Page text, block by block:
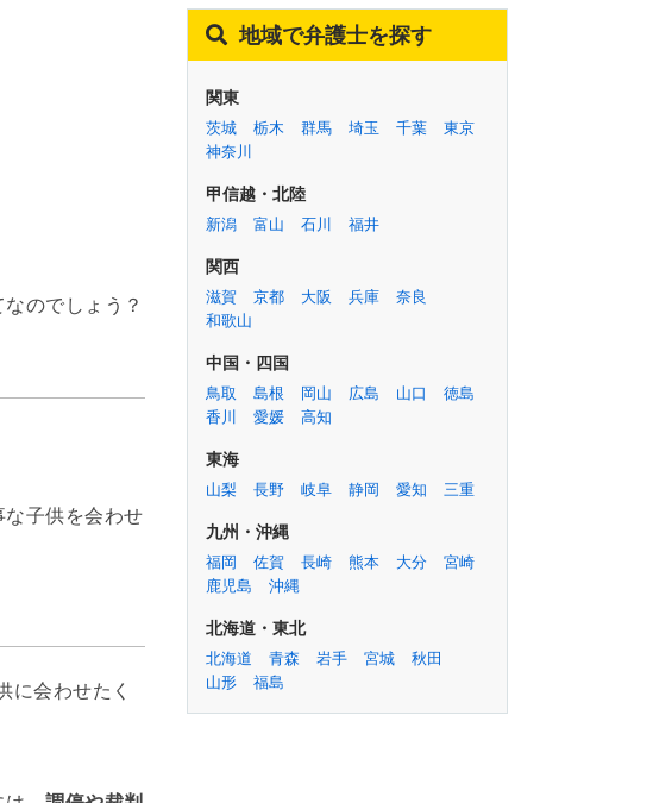
のでしょう？
子供を会わせ
に会わせたく
地域で弁護士を探す
関東
茨城 栃木 群馬 埼玉 千葉
東京
神奈川
甲信越・北陸
新潟 富山 石川 福井
関西
滋賀 京都 大阪 兵庫
奈良
和歌山
中国・四国
鳥取 島根 岡山 広島 山口
徳島
香川
愛媛 高知
東海
山梨 長野 岐阜 静岡 愛知 三重
九州・沖縄
福岡 佐賀 長崎 熊本 大分
宮崎
鹿児島
沖縄
北海道・東北
北海道 青森 岩手 宮城
秋田
山形
福島